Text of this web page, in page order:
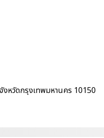
งหวัดกรุงเทพมหานคร 10150